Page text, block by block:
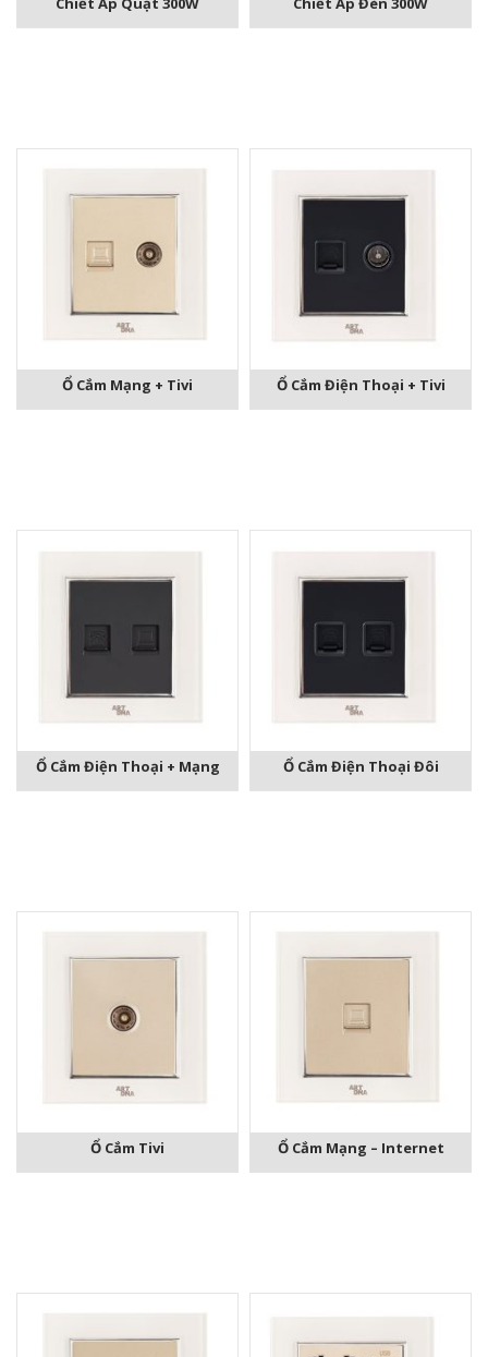
Ổ Cắm Mạng + Tivi Ổ Cắm Điện Thoại + Tivi
Ổ Cắm Điện Thoại + Mạng Ổ Cắm Điện Thoại Đôi
Ổ Cắm Tivi Ổ Cắm Mạng – Internet